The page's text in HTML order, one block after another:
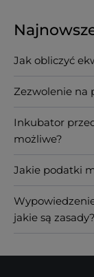
Jak obliczyć
Zezwolenie na
Inkubator
możliwe?
Jakie podatki
jakie są zasady?